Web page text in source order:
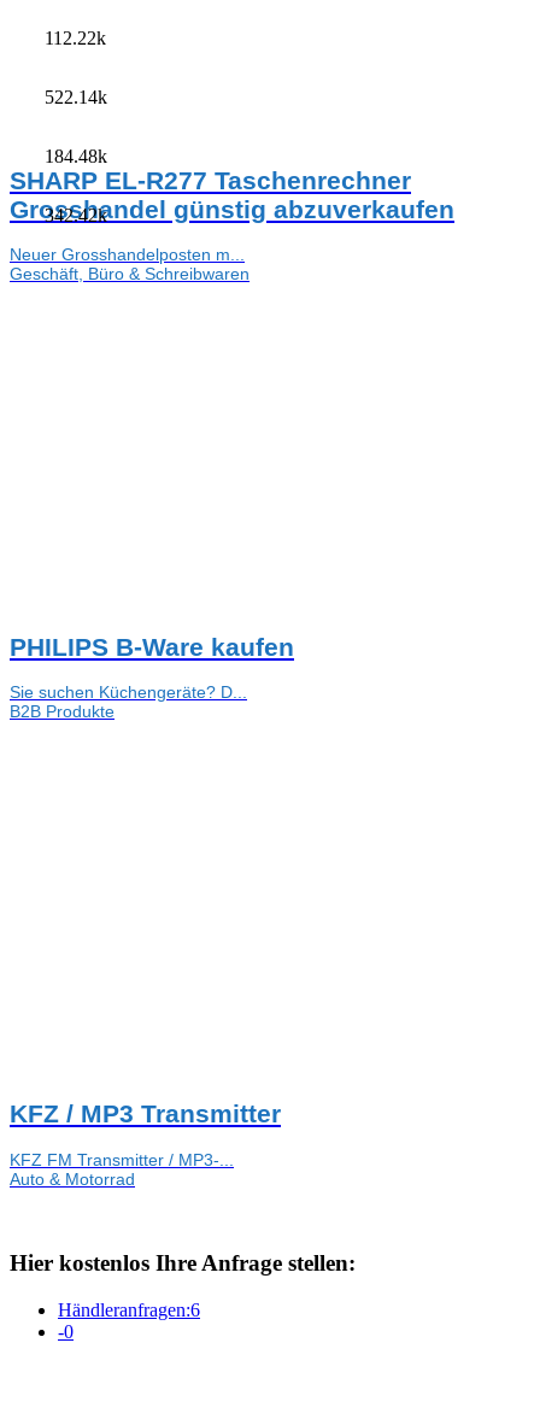
SHARP EL-R277 Taschenrechner
Grosshandel günstig abzuverkaufen
Neuer Grosshandelposten m...
Geschäft, Büro & Schreibwaren
PHILIPS B-Ware kaufen
Sie suchen Küchengeräte? D...
B2B Produkte
KFZ / MP3 Transmitter
KFZ FM Transmitter / MP3-...
Auto & Motorrad
Hier kostenlos Ihre Anfrage stellen:
Händleranfragen:6
-0
112.22k
522.14k
184.48k
342.42k